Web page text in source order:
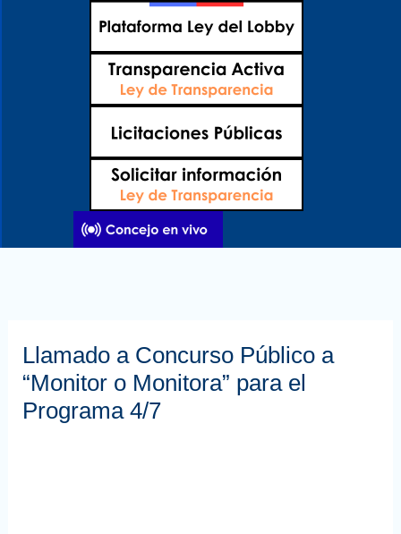
Llamado a Concurso Público a
“Monitor o Monitora” para el
Programa 4/7